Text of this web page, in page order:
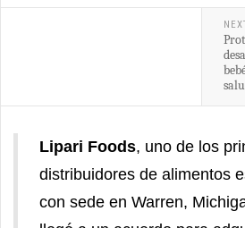
Lipari Foods, uno de los
distribuidores de alimentos
con sede en Warren,